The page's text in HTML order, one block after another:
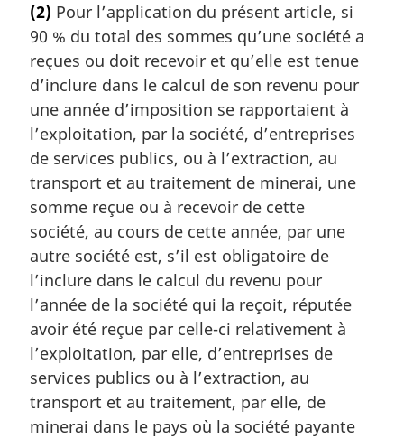
t
e
m
a
g
i
n
a
e
:
(2) Pour l’application du présent article, si
90 % du total des sommes qu’une société a
reçues ou doit recevoir et qu’elle est tenue
d’inclure dans le calcul de son revenu pour
une année d’imposition se rapportaient à
l’exploitation, par la société, d’entreprises
de services publics, ou à l’extraction, au
transport et au traitement de minerai, une
somme reçue ou à recevoir de cette
société, au cours de cette année, par une
autre société est, s’il est obligatoire de
l’inclure dans le calcul du revenu pour
l’année de la société qui la reçoit, réputée
avoir été reçue par celle-ci relativement à
l’exploitation, par elle, d’entreprises de
services publics ou à l’extraction, au
transport et au traitement, par elle, de
minerai dans le pays où la société payante